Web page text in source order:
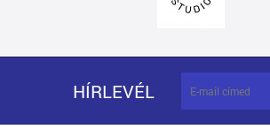
HÍRLEVÉL